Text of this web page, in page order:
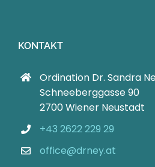
KONTAKT
Ordination Dr. Sandra
Schneeberggasse 90
2700 Wiener Neustadt
+43 2622 229 29
office@drney.at